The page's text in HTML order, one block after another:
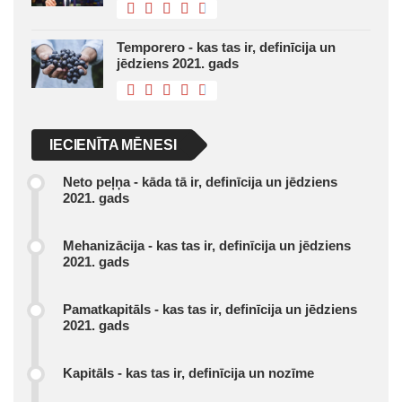
Temporero - kas tas ir, definīcija un
jēdziens 2021. gads
IECIENĪTA MĒNESI
Neto peļņa - kāda tā ir, definīcija un jēdziens
2021. gads
Mehanizācija - kas tas ir, definīcija un jēdziens
2021. gads
Pamatkapitāls - kas tas ir, definīcija un jēdziens
2021. gads
Kapitāls - kas tas ir, definīcija un nozīme